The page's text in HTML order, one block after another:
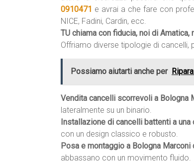
0910471 e avrai a che fare con
NICE, Fadini, Cardin, ecc.
TU chiama con fiducia, noi di
Offriamo diverse tipologie di
Possiamo aiutarti anche per
Vendita cancelli scorrevoli a Bologna
lateralmente su un binario.
Installazione di cancelli battenti a
con un design classico e robusto.
Posa e montaggio a Bologna
abbassano con un movimento fluido.